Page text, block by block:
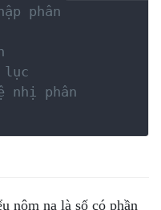
phân
lục
nhị phân
nôm na là số có phần